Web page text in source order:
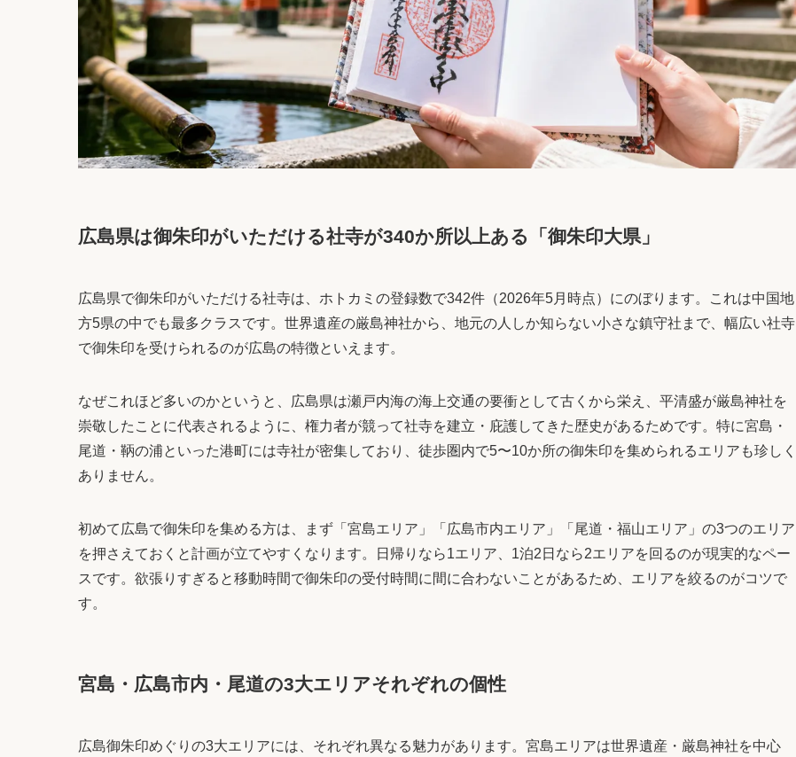
広島県は御朱印がいただける社寺が340か所以上ある「御朱印大県」
広島県で御朱印がいただける社寺は、ホトカミの登録数で342件（2026年5月時点）にのぼります。これは中国地
方5県の中でも最多クラスです。世界遺産の厳島神社から、地元の人しか知らない小さな鎮守社まで、幅広い社寺
で御朱印を受けられるのが広島の特徴といえます。
なぜこれほど多いのかというと、広島県は瀬戸内海の海上交通の要衝として古くから栄え、平清盛が厳島神社を
崇敬したことに代表されるように、権力者が競って社寺を建立・庇護してきた歴史があるためです。特に宮島・
尾道・鞆の浦といった港町には寺社が密集しており、徒歩圏内で5〜10か所の御朱印を集められるエリアも珍しく
ありません。
初めて広島で御朱印を集める方は、まず「宮島エリア」「広島市内エリア」「尾道・福山エリア」の3つのエリア
を押さえておくと計画が立てやすくなります。日帰りなら1エリア、1泊2日なら2エリアを回るのが現実的なペー
スです。欲張りすぎると移動時間で御朱印の受付時間に間に合わないことがあるため、エリアを絞るのがコツで
す。
宮島・広島市内・尾道の3大エリアそれぞれの個性
広島御朱印めぐりの3大エリアには、それぞれ異なる魅力があります。宮島エリアは世界遺産・厳島神社を中心